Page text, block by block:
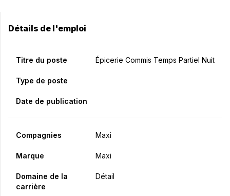
Détails de l'emploi
Titre du poste Épicerie Commis Temps Partiel Nuit
Type de poste
Date de publication
Compagnies Maxi
Marque Maxi
Domaine de la
carrière
Détail